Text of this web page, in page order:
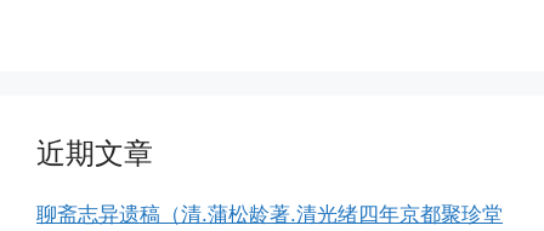
近期文章
聊斋志异遗稿（清.蒲松龄著.清光绪四年京都聚珍堂